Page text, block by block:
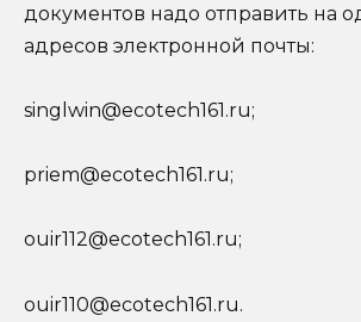
документов надо отправить на
адресов электронной почты:
singlwin@ecotech161.ru;
priem@ecotech161.ru;
ouir112@ecotech161.ru;
ouir110@ecotech161.ru.